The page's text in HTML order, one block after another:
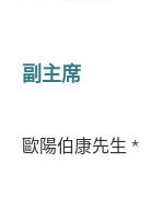
副主席
歐陽伯康先生 *